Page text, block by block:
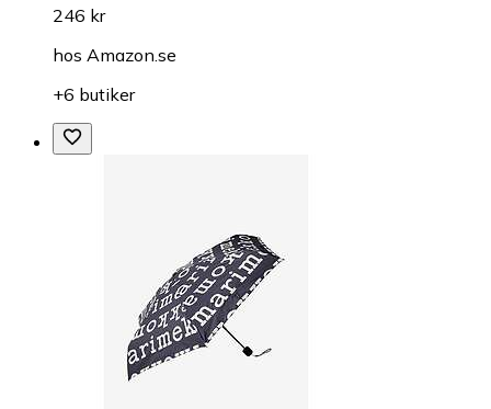
246 kr
hos Amazon.se
+6 butiker